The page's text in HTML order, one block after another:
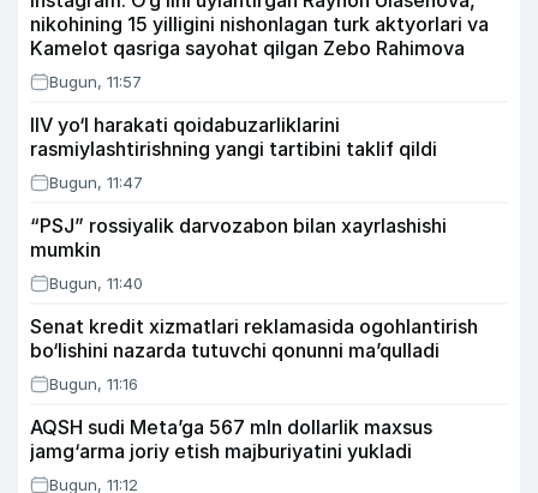
nikohining 15 yilligini nishonlagan turk aktyorlari va
Kamelot qasriga sayohat qilgan Zebo Rahimova
Bugun, 11:57
IIV yo‘l harakati qoidabuzarliklarini
rasmiylashtirishning yangi tartibini taklif qildi
Bugun, 11:47
“PSJ” rossiyalik darvozabon bilan xayrlashishi
mumkin
Bugun, 11:40
Senat kredit xizmatlari reklamasida ogohlantirish
bo‘lishini nazarda tutuvchi qonunni ma’qulladi
Bugun, 11:16
AQSH sudi Meta’ga 567 mln dollarlik maxsus
jamg‘arma joriy etish majburiyatini yukladi
Bugun, 11:12